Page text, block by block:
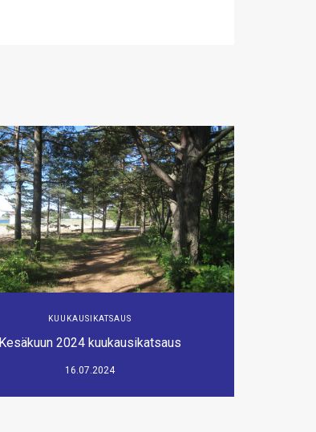
KUUKAUSIKATSAUS
Kesäkuun 2024 kuukausikatsaus
16.07.2024